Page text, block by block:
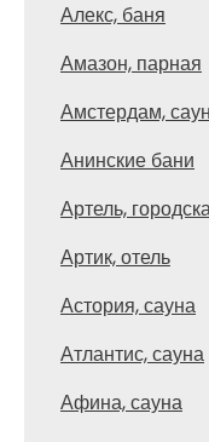
Алекс, баня
Амазон, парная
Амстердам,
Анинские бани
Артель,
Артик, отель
Астория, сауна
Атлантис, сауна
Афина, сауна